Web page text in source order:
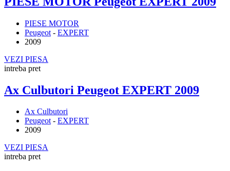
PIESE MOTOR
Peugeot - EXPERT
2009
VEZI PIESA
intreba pret
Ax Culbutori Peugeot EXPERT 2009
Ax Culbutori
Peugeot- EXPERT
2009
VEZI PIESA
intreba pret